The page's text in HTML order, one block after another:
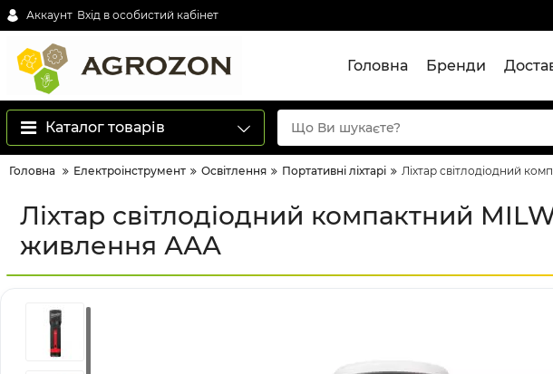
Аккаунт Вхід в особистий кабінет
Головна Бренди
Каталог товарів
Головна Електроінструмент Освітлення Портативні ліхтарі Ліхтар світлодіодний
Ліхтар світлодіодний компактний
живлення ААА